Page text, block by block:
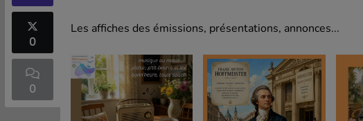
0
0
Les affiches des émissions, présentations, annonces...